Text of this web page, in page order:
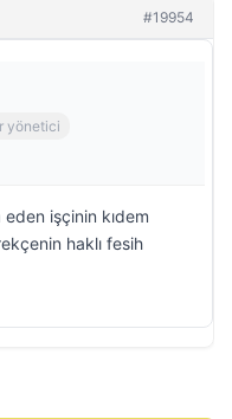
#19954
yönetici
işçinin kıdem
haklı fesih